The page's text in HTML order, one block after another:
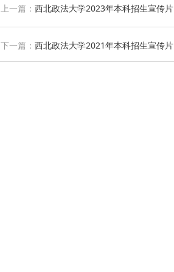
上一篇： 西北政法大学2023年本科招生宣传片
下一篇： 西北政法大学2021年本科招生宣传片